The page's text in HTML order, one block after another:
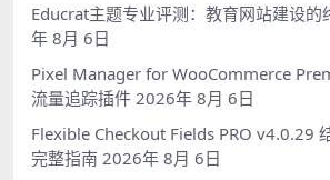
Educrat主题专业评测：教育网站建设的
年 8月 6日
Pixel Manager for WooCommerce
流量追踪插件 2026年 8月 6日
Flexible Checkout Fields PRO v4.0.29
完整指南 2026年 8月 6日